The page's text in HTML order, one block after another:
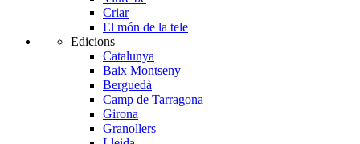
Criar
El món de la tele
Edicions
Catalunya
Baix Montseny
Berguedà
Camp de Tarragona
Girona
Granollers